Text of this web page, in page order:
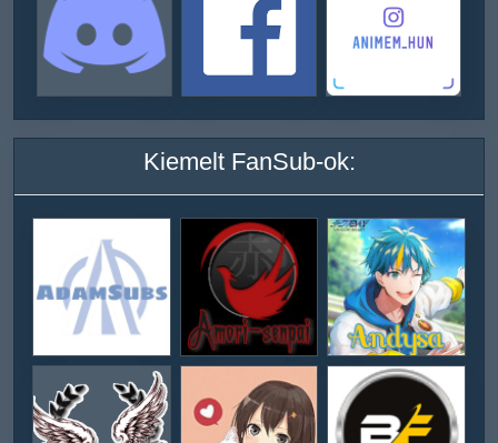
Kiemelt FanSub-ok: